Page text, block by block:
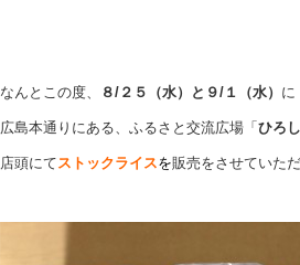
なんとこの度、 ８/２５（水）と９/１（水） に
広島本通りにある、ふるさと交流広場「ひろ
店頭にて ストックライスを販売をさせていた